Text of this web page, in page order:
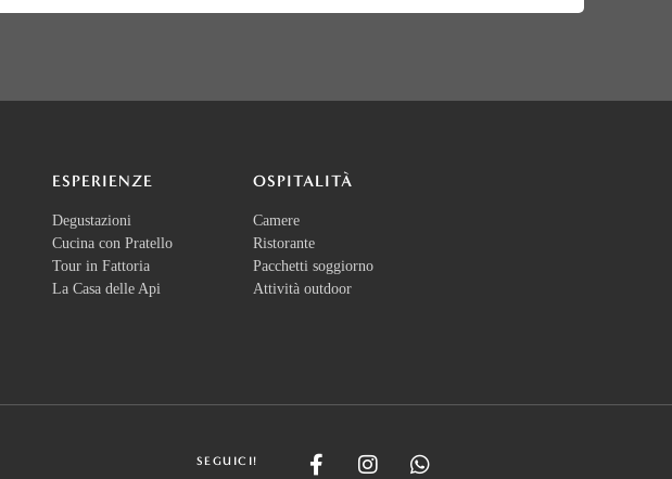
ESPERIENZE
Degustazioni
Cucina con Pratello
Tour in Fattoria
La Casa delle Api
OSPITALITÀ
Camere
Ristorante
Pacchetti soggiorno
Attività outdoor
SEGUICI!